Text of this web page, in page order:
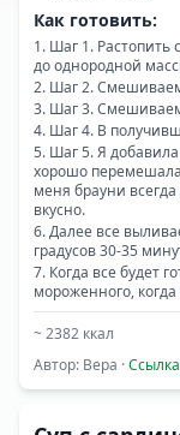
Как готовить:
Шаг 1.
до однородной
Шаг 2.
Шаг 3.
Шаг 4. В
Шаг 5. Я
хорошо
меня брауни
вкусно.
Далее все
градусов 30-35
Когда все будет
мороженного,
~2382 ккал
Автор: Вера ·